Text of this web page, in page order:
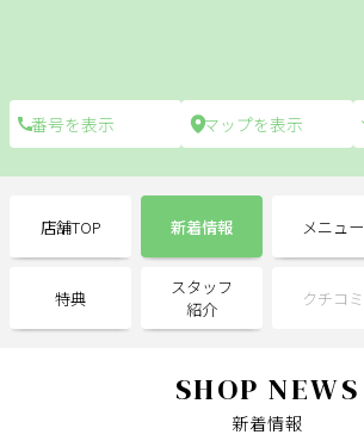
トレーニング
サービス
大人女子トピック ランキング
サポート
プライバシーポリシー
サイトマップ
お知らせ
店舗TOP 新着情報 メニュー
特典
スタッフ
紹介
クチコミ
SHOP NEWS
新着情報